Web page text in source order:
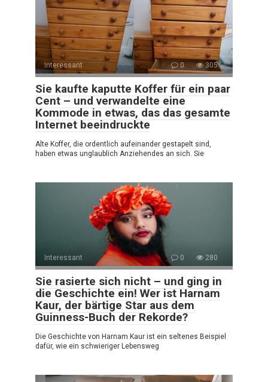
Interessant 0 305
Sie kaufte kaputte Koffer für ein paar
Cent – und verwandelte eine
Kommode in etwas, das das gesamte
Internet beeindruckte
Alte Koffer, die ordentlich aufeinander gestapelt sind,
haben etwas unglaublich Anziehendes an sich. Sie
Interessant 0 280
Sie rasierte sich nicht – und ging in
die Geschichte ein! Wer ist Harnam
Kaur, der bärtige Star aus dem
Guinness-Buch der Rekorde?
Die Geschichte von Harnam Kaur ist ein seltenes Beispiel
dafür, wie ein schwieriger Lebensweg